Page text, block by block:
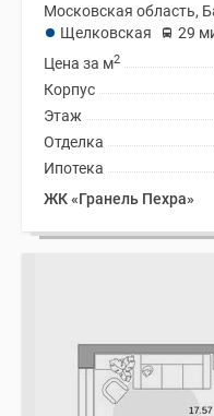
Московская область,
Щелковская
29
Цена за м2
Корпус
Этаж
Отделка
Ипотека
ЖК «Гранель Пехра»